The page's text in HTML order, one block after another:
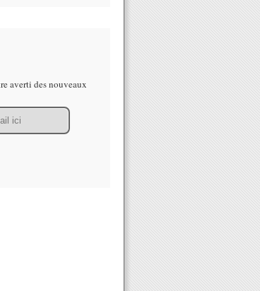
averti des nouveaux